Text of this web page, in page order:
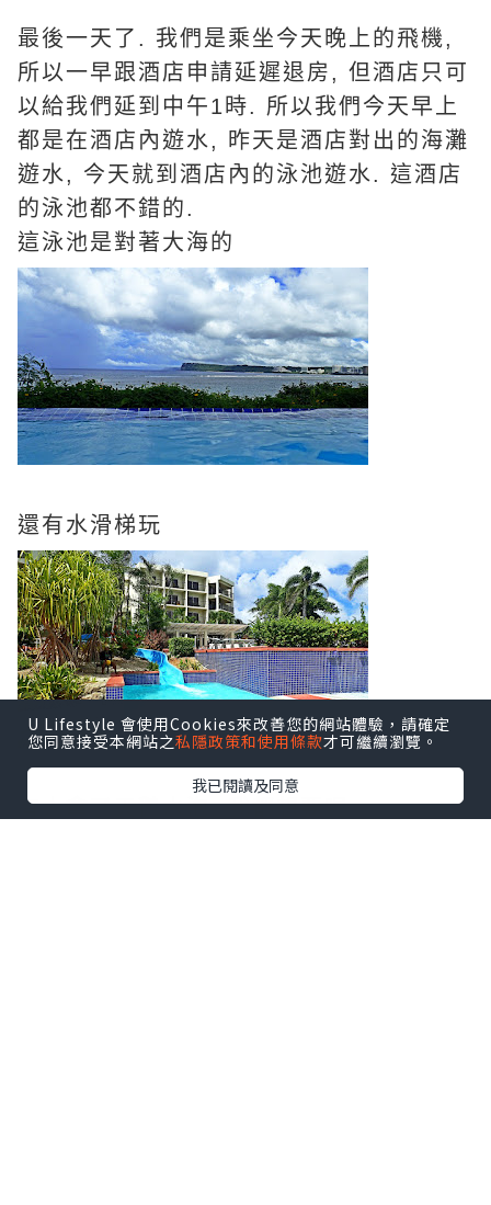
最後一天了. 我們是乘坐今天晚上的飛機,
所以一早跟酒店申請延遲退房, 但酒店只可
以給我們延到中午1時. 所以我們今天早上
都是在酒店內遊水, 昨天是酒店對出的海灘
遊水, 今天就到酒店內的泳池遊水. 這酒店
的泳池都不錯的.
這泳池是對著大海的
還有水滑梯玩
有人拿了天鵝水泡, 我都想要呢
U Lifestyle 會使用Cookies來改善您的網站體驗，請確定
您同意接受本網站之私隱政策和使用條款才可繼續瀏覽。
我已閱讀及同意